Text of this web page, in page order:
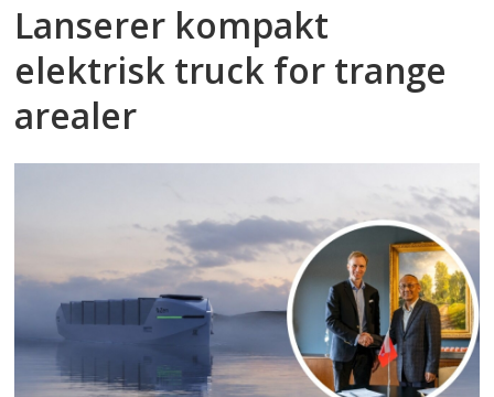
Lanserer kompakt
elektrisk truck for trange
arealer